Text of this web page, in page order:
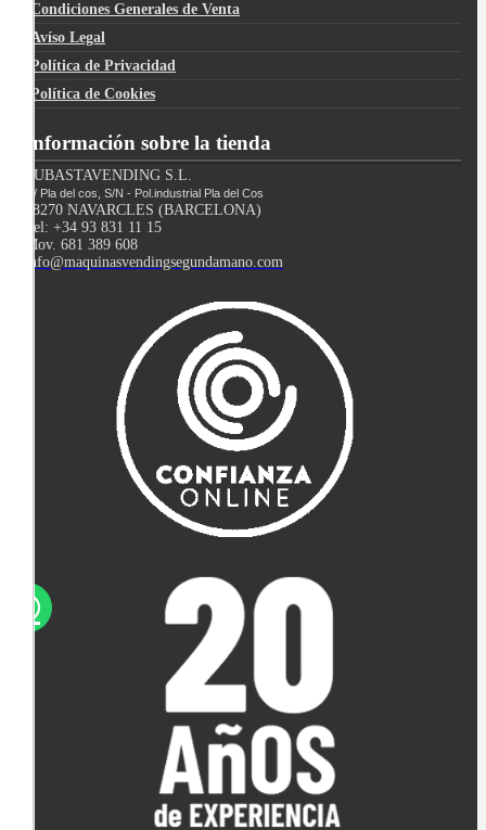
Condiciones Generales de Venta
Avíso Legal
Política de Privacidad
Política de Cookies
Información sobre la tienda
SUBASTAVENDING S.L.
C/ Pla del cos, S/N - Pol.industrial Pla del Cos
08270 NAVARCLES (BARCELONA)
Tel: +34 93 831 11 15
Mov. 681 389 608
info@maquinasvendingsegundamano.com